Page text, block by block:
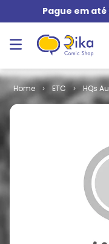
Pague em até
ETC HQs